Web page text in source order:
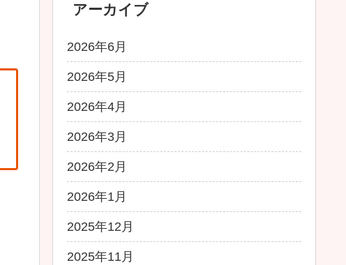
アーカイブ
2026年6月
2026年5月
2026年4月
2026年3月
2026年2月
2026年1月
2025年12月
2025年11月